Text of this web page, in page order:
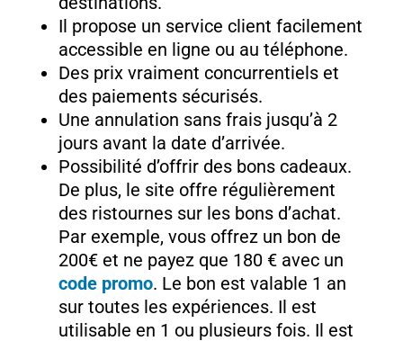
Il propose un service client facilement
accessible en ligne ou au téléphone.
Des prix vraiment concurrentiels et
des paiements sécurisés.
Une annulation sans frais jusqu’à 2
jours avant la date d’arrivée.
Possibilité d’offrir des bons cadeaux.
De plus, le site offre régulièrement
des ristournes sur les bons d’achat.
Par exemple, vous offrez un bon de
200€ et ne payez que 180 € avec un
code promo. Le bon est valable 1 an
sur toutes les expériences. Il est
utilisable en 1 ou plusieurs fois. Il est